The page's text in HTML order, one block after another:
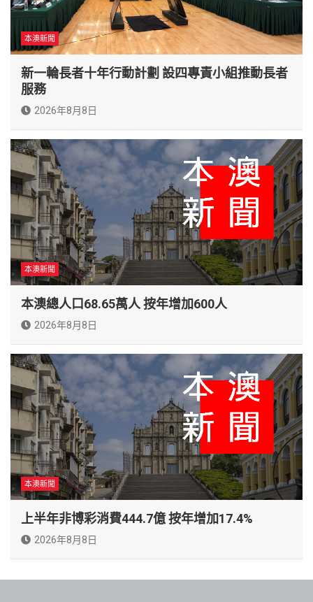
本澳新聞
新一輪長者十年行動計劃 設四專責小組推動長者
服務
2026年8月8日
本澳新聞
本澳總人口68.65萬人 按年增加600人
2026年8月8日
本澳新聞
上半年非博彩消費444.7億 按年增加17.4%
2026年8月8日